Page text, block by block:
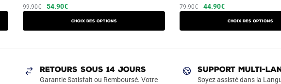
99.90€
Le
54.90€Le
Choix des options
Ce
produit
a
Les
options
79.90€
Le
44.90€Le
Choix des options
Ce
produit
a
Les
options
RETOURS SOUS 14 JOURS
Garantie Satisfait ou Remboursé. Votre
SUPPORT MULTI-
Soyez assisté dans la